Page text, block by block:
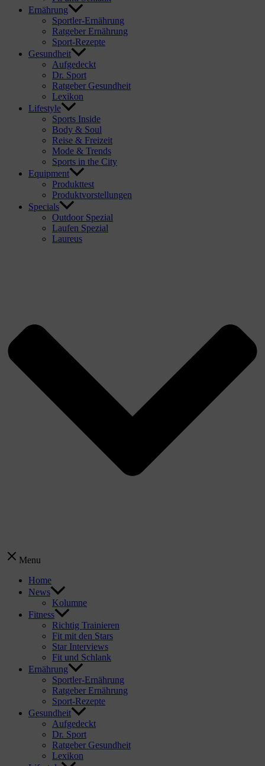
Ernährung
Sportler-Ernährung
Ratgeber Ernährung
Sport-Rezepte
Gesundheit
Aufgedeckt
Dr. Sport
Ratgeber Gesundheit
Lexikon
Lifestyle
Sports Inside
Body & Soul
Reise & Freizeit
Mode & Trends
Sports in the City
Equipment
Produkttest
Produktvorstellungen
Specials
Outdoor Spezial
Laufen Spezial
Laureus
Menu
Home
News
Kolumne
Fitness
Richtig Trainieren
Fit mit den Stars
Star Interviews
Fit und Schlank
Ernährung
Sportler-Ernährung
Ratgeber Ernährung
Sport-Rezepte
Gesundheit
Aufgedeckt
Dr. Sport
Ratgeber Gesundheit
Lexikon